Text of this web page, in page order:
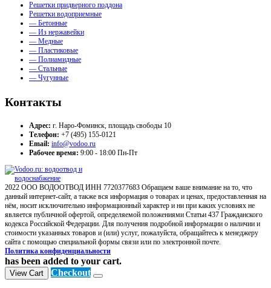
Решетки придверного поддона
Решетки водоприемные
— Бетонные
— Из нержавейки
— Медные
— Пластиковые
— Полиамидные
— Стальные
— Чугунные
Контакты
Адрес: г. Наро-Фоминск, площадь свободы 10
Телефон: +7 (495) 155-0121
Email: info@vodoo.ru
Рабочее время: 9:00 - 18:00 Пн-Пт
2022 ООО ВОДООТВОД ИНН 7720377683 Обращаем ваше внимание на то, что
данный интернет-сайт, а также вся информация о товарах и ценах, предоставленная на
нём, носит исключительно информационный характер и ни при каких условиях не
является публичной офертой, определяемой положениями Статьи 437 Гражданского
кодекса Российской Федерации. Для получения подробной информации о наличии и
стоимости указанных товаров и (или) услуг, пожалуйста, обращайтесь к менеджеру
сайта с помощью специальной формы связи или по электронной почте.
Политика конфиденциальности
has been added to your cart.
View Cart Checkout